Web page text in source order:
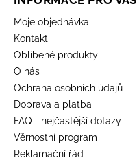
Moje objednávka
Kontakt
Oblíbené produkty
O nás
Ochrana osobních údajů
Doprava a platba
FAQ - nejčastější dotazy
Věrnostní program
Reklamační řád